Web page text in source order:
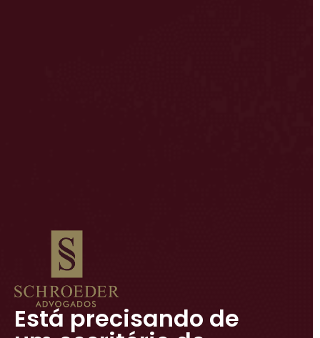
Está precisando de